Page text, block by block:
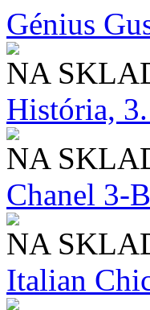
Génius
NA
História,
NA
Chanel 3-
NA
Italian